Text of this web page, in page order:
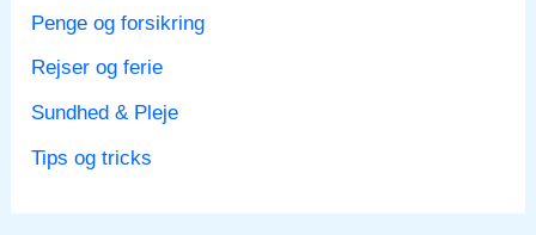
Penge og forsikring
Rejser og ferie
Sundhed & Pleje
Tips og tricks